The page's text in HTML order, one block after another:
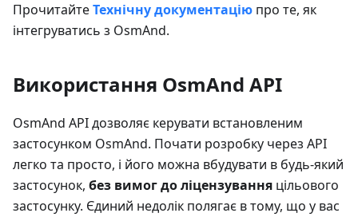
ПрочитайтеТехнічну документацію про те, як
інтегруватись з OsmAnd.
Використання OsmAnd API
OsmAnd API дозволяє керувати встановленим
застосунком OsmAnd. Почати розробку через API
легко та просто, і його можна вбудувати в будь-який
застосунок, без вимог до ліцензування цільового
застосунку. Єдиний недолік полягає в тому, що у вас